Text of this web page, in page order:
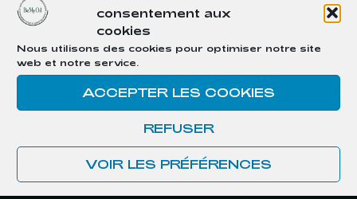
consentement aux
cookies
Nous utilisons des cookies pour optimiser notre site
web et notre service.
ACCEPTER LES COOKIES
REFUSER
VOIR LES PRÉFÉRENCES
CONTACT
75011 PARIS, France.